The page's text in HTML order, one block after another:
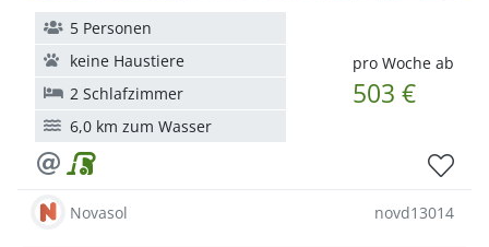
pro Woche ab
503 €
5 Personen
keine Haustiere
2 Schlafzimmer
6,0 km zum Wasser
Novasol novd13014